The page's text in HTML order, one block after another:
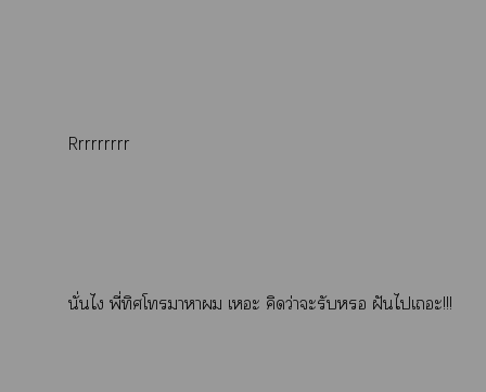
Rrrrrrrrr
นั่นไ พี่ทิศโาา เะ คิดว่าะรับ ฝันไเะ!!!